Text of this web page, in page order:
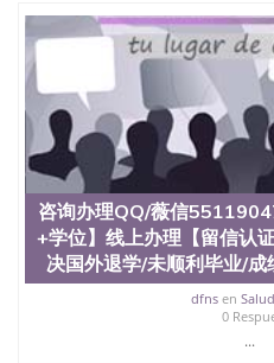
证551190476留学生在哪里
551190476哪里可以办理加
请学校办理假的毕业证成绩
可以办理水印成绩单
GPA分数551190476假毕业
假文凭网上能查到吗
QQ微信551190476办假大学
国外毕业证去哪认证QQ微
QQ微信551190476国外毕
551190476快速代办国外毕
速拿到国外文凭QQ微信
QQ微信551190476国外文
551190476泰国文凭办理
回国证明QQ微信
551190476外国文凭在中国
德国留学回国证明QQ微信
咨询办理QQ/薇信
+学位】线上办理【留信认
决国外退学/未顺利毕业/
dfnsen
0
...